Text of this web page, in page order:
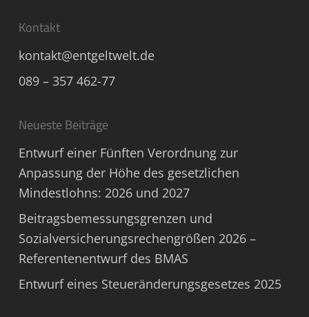
Kontakt
kontakt@entgeltwelt.de
089 – 357 462-77
Neueste Beiträge
Entwurf einer Fünften Verordnung zur
Anpassung der Höhe des gesetzlichen
Mindestlohns: 2026 und 2027
Beitragsbemessungsgrenzen und
Sozialversicherungsrechengrößen 2026 –
Referentenentwurf des BMAS
Entwurf eines Steueränderungsgesetzes 2025